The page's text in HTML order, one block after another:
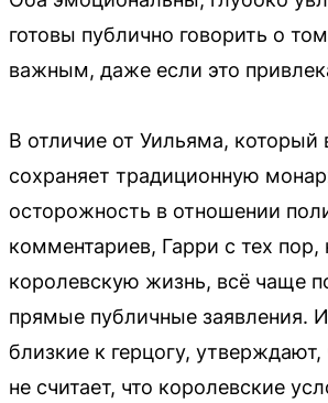
готовы публично говорить о
важным, даже если это
В отличие от Уильяма, который
сохраняет традиционную
осторожность в отношении
комментариев, Гарри с тех пор,
королевскую жизнь, всё чаще
прямые публичные заявления.
близкие к герцогу,
не считает, что королевские